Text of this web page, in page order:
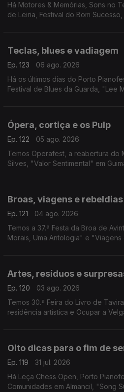
Há Motores & Memórias, Sons no
de Leiria, Festival do Bom
Teclas, blues e vadiagem
Ep. 123
06 ago. 2026
Há os últimos dias do Porto
Festival de Blues da Guarda, "Lee
Ópera, cortiça e os Pulp
Ep. 122
05 ago. 2026
Temos Operafest, a reabertura do
Silves, "Valor Sentimental" em
Broas, viagens e rebeldias
Ep. 121
04 ago. 2026
Temos a 37.ª Festa da Broa de
Morais, Uma Antologia" e
Artes, resíduos e
Ep. 120
03 ago. 2026
Temos 30.ª Feira do Livro de
residência artística e Ocupar a
Oito dicas para o fim de
Ep. 119
31 jul. 2026
Há Leça Chess Open, Porto
Comunidades em Almancil, "Song